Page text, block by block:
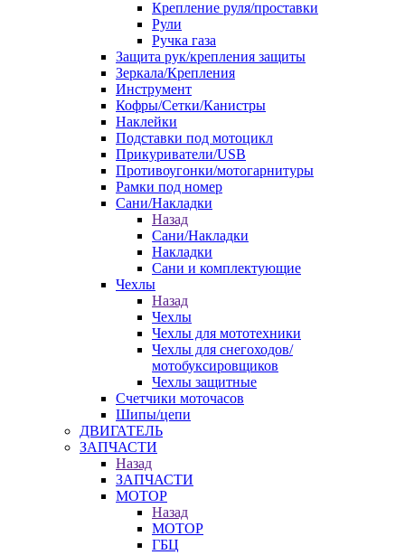
Крепление руля/проставки
Рули
Ручка газа
Защита рук/крепления защиты
Зеркала/Крепления
Инструмент
Кофры/Сетки/Канистры
Наклейки
Подставки под мотоцикл
Прикуриватели/USB
Противоугонки/мотогарнитуры
Рамки под номер
Сани/Накладки
Назад
Сани/Накладки
Накладки
Сани и комплектующие
Чехлы
Назад
Чехлы
Чехлы для мототехники
Чехлы для снегоходов/
мотобуксировщиков
Чехлы защитные
Счетчики моточасов
Шипы/цепи
ДВИГАТЕЛЬ
ЗАПЧАСТИ
Назад
ЗАПЧАСТИ
МОТОР
Назад
МОТОР
ГБЦ